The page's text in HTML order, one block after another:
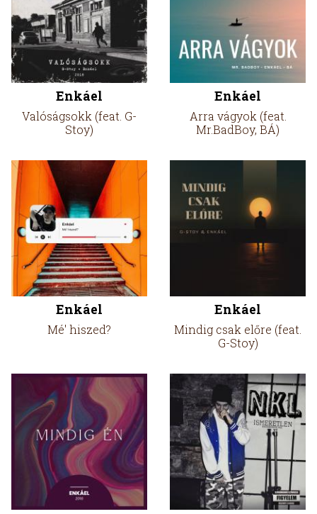
Enkáel
Valóságsokk (feat. G-
Stoy)
Enkáel
Arra vágyok (feat.
Mr.BadBoy, BÁ)
Enkáel
Mé' hiszed?
Enkáel
Mindig csak előre (feat.
G-Stoy)